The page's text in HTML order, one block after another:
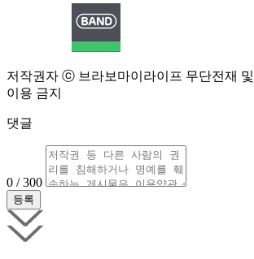
저작권자 ⓒ 브라보마이라이프 무단전재
이용 금지
댓글
0 / 300